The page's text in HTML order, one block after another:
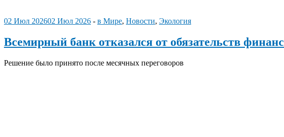
02 Июл 202602 Июл 2026 - в Мире, Новости, Экология
Всемирный банк отказался от обязательств
Решение было принято после месячных переговоров